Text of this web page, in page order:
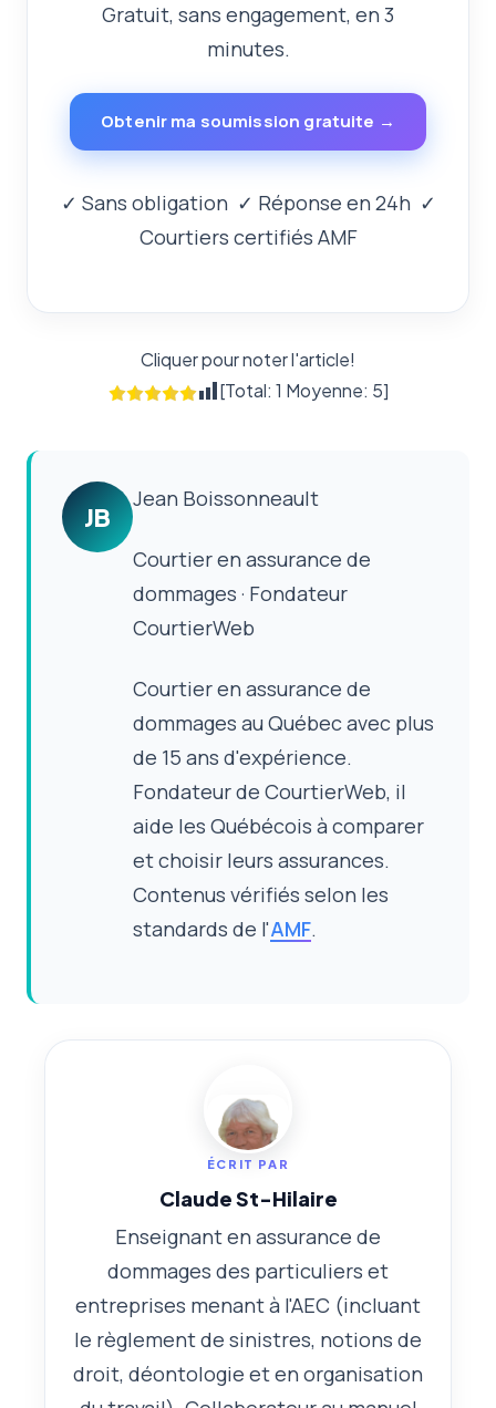
Gratuit, sans engagement, en 3
minutes.
Obtenir ma soumission gratuite →
✓ Sans obligation ✓ Réponse en 24h ✓
Courtiers certifiés AMF
Cliquer pour noter l'article!
[Total: 1 Moyenne: 5]
JB
Jean Boissonneault
Courtier en assurance de
dommages · Fondateur
CourtierWeb
Courtier en assurance de
dommages au Québec avec plus
de 15 ans d'expérience.
Fondateur de CourtierWeb, il
aide les Québécois à comparer
et choisir leurs assurances.
Contenus vérifiés selon les
standards de l'AMF.
ÉCRIT PAR
Claude St-Hilaire
Enseignant en assurance de
dommages des particuliers et
entreprises menant à l'AEC (incluant
le règlement de sinistres, notions de
droit, déontologie et en organisation